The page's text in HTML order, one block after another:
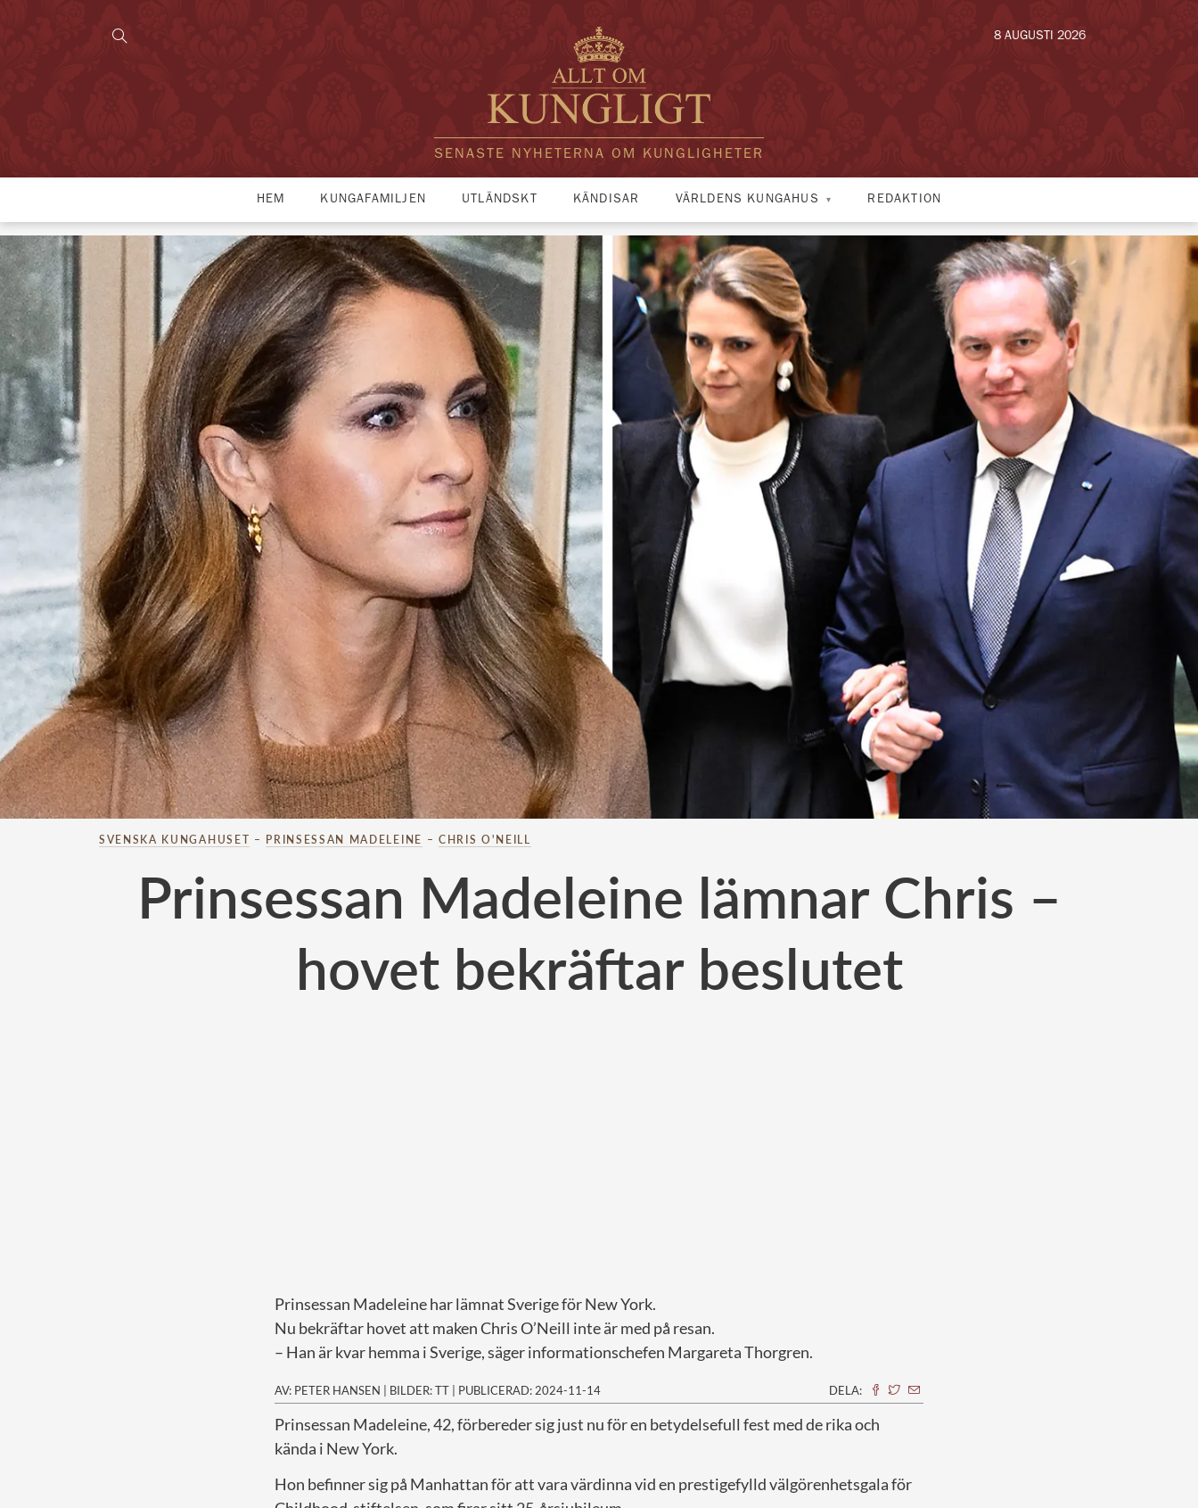
SENASTE NYHETERNA OM KUNGLIGHETER
8 AUGUSTI 2026
HEM KUNGAFAMILJEN UTLÄNDSKT KÄNDISAR VÄRLDENS KUNGAHUS REDAKTION
SVENSKA KUNGAHUSET – PRINSESSAN MADELEINE – CHRIS O'NEILL
Prinsessan Madeleine lämnar Chris –
hovet bekräftar beslutet
Prinsessan Madeleine har lämnat Sverige för New York.
Nu bekräftar hovet att maken Chris O’Neill inte är med på resan.
– Han är kvar hemma i Sverige, säger informationschefen Margareta Thorgren.
AV: PETER HANSEN | BILDER: TT | PUBLICERAD: 2024-11-14 DELA:
Prinsessan Madeleine, 42, förbereder sig just nu för en betydelsefull fest med de rika och
kända i New York.
Hon befinner sig på Manhattan för att vara värdinna vid en prestigefylld välgörenhetsgala för